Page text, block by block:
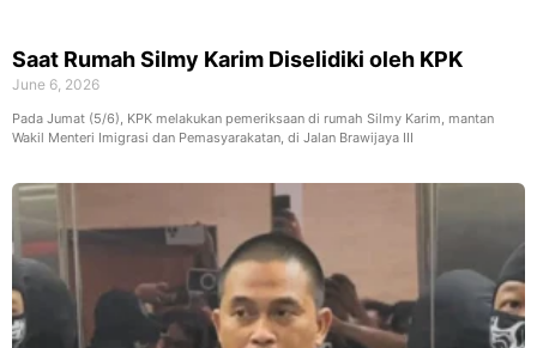
Saat Rumah Silmy Karim Diselidiki oleh KPK
June 6, 2026
Pada Jumat (5/6), KPK melakukan pemeriksaan di rumah Silmy Karim, mantan
Wakil Menteri Imigrasi dan Pemasyarakatan, di Jalan Brawijaya III